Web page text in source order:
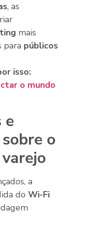
, as
mais
para públicos
isso:
o mundo
e
o
a
do Wi-Fi